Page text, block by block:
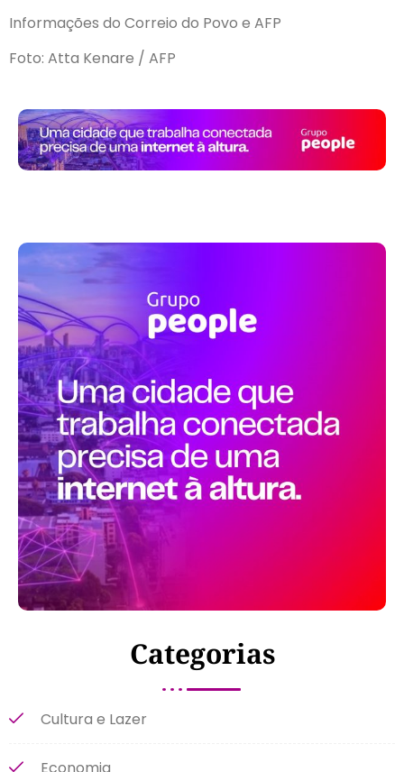
Informações do Correio do Povo e AFP
Foto: Atta Kenare / AFP
Categorias
Cultura e Lazer